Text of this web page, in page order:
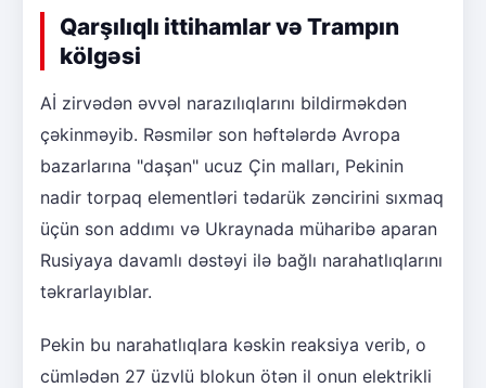
Qarşılıqlı ittihamlar və Trampın
kölgəsi
Aİ zirvədən əvvəl narazılıqlarını bildirməkdən
çəkinməyib. Rəsmilər son həftələrdə Avropa
bazarlarına "daşan" ucuz Çin malları, Pekinin
nadir torpaq elementləri tədarük zəncirini sıxmaq
üçün son addımı və Ukraynada müharibə aparan
Rusiyaya davamlı dəstəyi ilə bağlı narahatlıqlarını
təkrarlayıblar.
Pekin bu narahatlıqlara kəskin reaksiya verib, o
cümlədən 27 üzvlü blokun ötən il onun elektrikli